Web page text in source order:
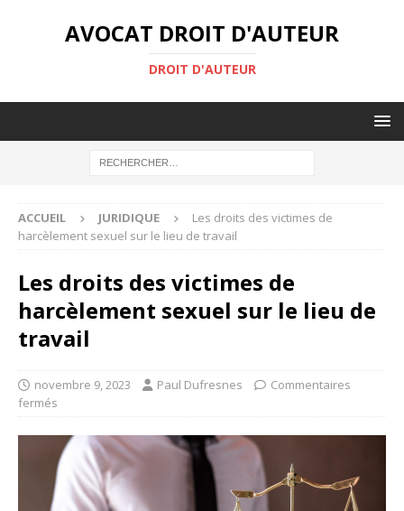
AVOCAT DROIT D'AUTEUR
DROIT D'AUTEUR
ACCUEIL JURIDIQUE
Les droits des victimes de
harcèlement sexuel sur le lieu de travail
Les droits des victimes de
harcèlement sexuel sur le lieu de
travail
novembre 9, 2023 Paul Dufresnes
Commentaires
fermés